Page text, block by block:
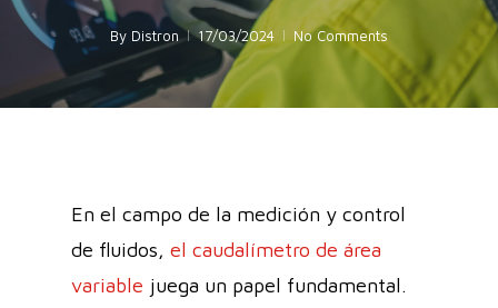
By Distron 17/03/2024 No Comments
En el campo de la medición y control
de fluidos, el caudalímetro de área
variable juega un papel fundamental.